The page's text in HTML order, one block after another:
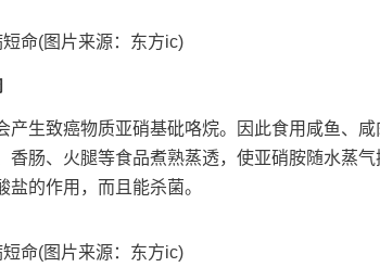
命(图片来源：东方ic)
产生致癌物质亚硝基砒咯烷。因此食用咸鱼、
香肠、火腿等食品煮熟蒸透，使亚硝胺随水蒸
的作用，而且能杀菌。
命(图片来源：东方ic)